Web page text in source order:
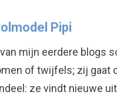
Pipi
mijn eerdere blogs
of twijfels; zij gaat
ze vindt nieuwe